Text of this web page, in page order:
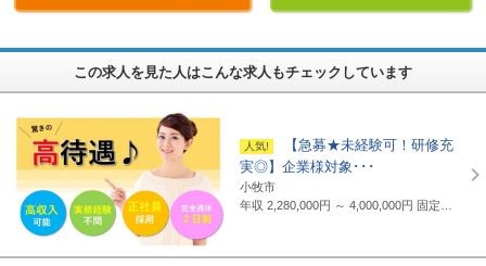
この求人を見た人はこんな求人もチェックしています
【急募★未経験可！研修充
実◎】企業様対象･･･
小牧市
年収 2,280,000円 ～ 4,000,000円 固定給制 月給16万円～25万円（諸手当含まず）＋報奨金＋賞与年2回 ※地域・能力により異なります。 ◆正職員の平均給与例 434,000円(2019年度実績) ※上記には賞与は含まれていません。 ◆支給例 月給20万円～／東京・神奈川・千葉・埼玉の支社 月給19万円～／愛知・三重・京都・大阪の支社 月給18万円～／山梨・岐阜・静岡・滋賀・兵庫・広島・福岡の支社 ※一部支社により異なる ※入社前に行なわれる研修の受講手当は日給3500円～4000円（地域により異なる） ◆通勤交通費 月額3万5千円まで全額支給(超過部分は2万円まで半額支給)